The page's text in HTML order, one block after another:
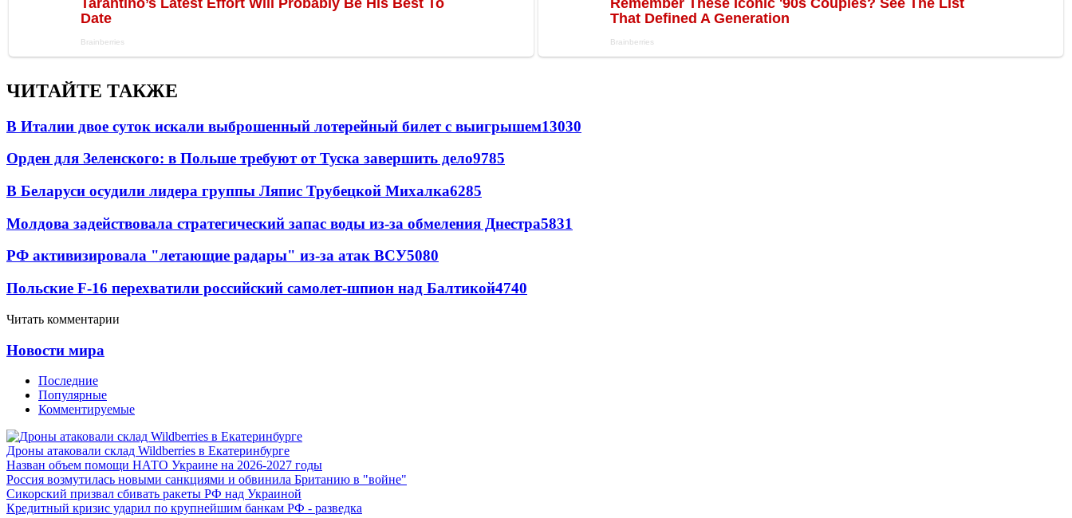
ЧИТАЙТЕ ТАКЖЕ
В Италии двое суток искали выброшенный лотерейный билет с выигрышем13030
Орден для Зеленского: в Польше требуют от Туска завершить дело9785
В Беларуси осудили лидера группы Ляпис Трубецкой Михалка6285
Молдова задействовала стратегический запас воды из-за обмеления Днестра5831
РФ активизировала "летающие радары" из-за атак ВСУ5080
Польские F-16 перехватили российский самолет-шпион над Балтикой4740
Читать комментарии
Новости мира
Последние
Популярные
Комментируемые
Дроны атаковали склад Wildberries в Екатеринбурге
Назван объем помощи НАТО Украине на 2026-2027 годы
Россия возмутилась новыми санкциями и обвинила Британию в "войне"
Сикорский призвал сбивать ракеты РФ над Украиной
Кредитный кризис ударил по крупнейшим банкам РФ - разведка